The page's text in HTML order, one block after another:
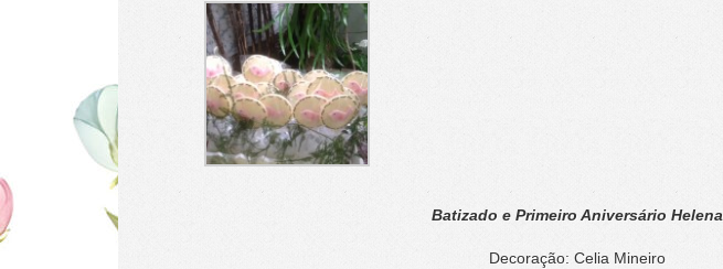
Batizado e Primeiro Aniversário Helena
Decoração: Celia Mineiro